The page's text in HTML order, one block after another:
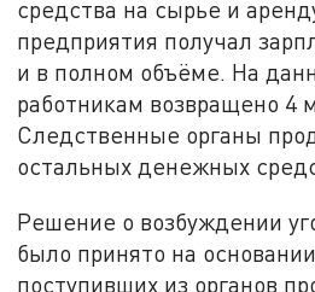
средства на сырье и
предприятия получал
и в полном объёме. На
работникам возвращено 4
Следственные органы
остальных денежных
Решение о возбуждении
было принято на
поступивших из органов